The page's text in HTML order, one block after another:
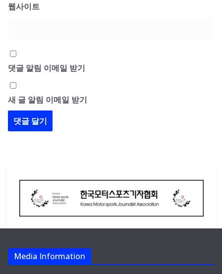
웹사이트
댓글 알림 이메일 받기
새 글 알림 이메일 받기
Media Information